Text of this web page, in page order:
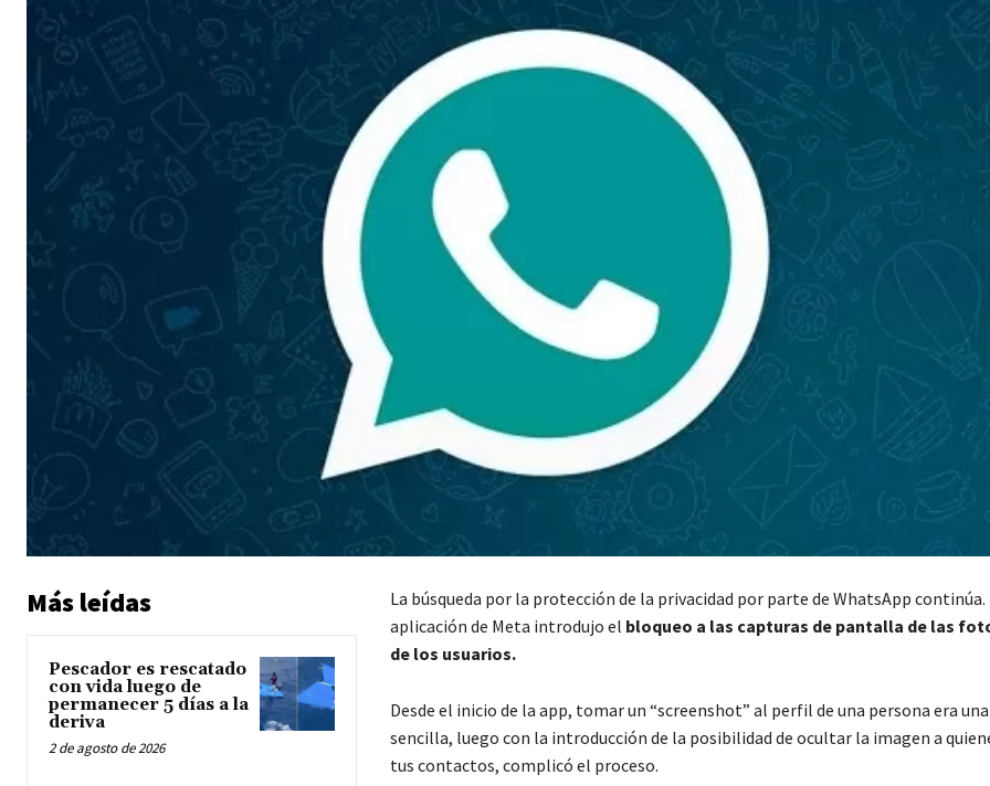
Más leídas
Pescador es rescatado
con vida luego de
permanecer 5 días a la
deriva
2 de agosto de 2026
La búsqueda por la protección de la privacidad por parte de WhatsApp continúa.
aplicación de Meta introdujo el bloqueo a las capturas de pantalla de las
de los usuarios.
Desde el inicio de la app, tomar un “screenshot” al perfil de una persona era
sencilla, luego con la introducción de la posibilidad de ocultar la imagen a
tus contactos, complicó el proceso.